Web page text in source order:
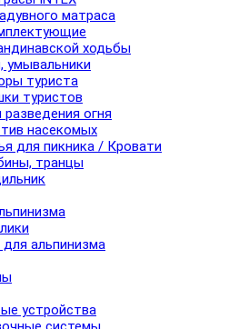
матраса
ходьбы
умывальники
туриста
туристов
огня
насекомых
для пикника / Кровати
транцы
для альпинизма
устройства